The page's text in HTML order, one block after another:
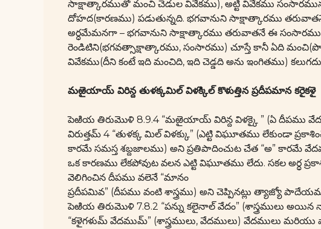
సాక్షాత్కారముతో మంచి చెడుల వివేకము), అట్టి వివేకము
దోహద(కారణము) పడుతున్నది. భగవానుని సాక్షాత్కారము
అర్ధమేమనగా – భగవానుని సాక్షాత్కారము తరువాతనే ఈ
రెండిటిని(భగవత్సాక్షాత్కారము, సంసారము) చూస్తే కానీ ఏది
వివేకము(దీని కంటే ఇది మంచిది, ఇది చెడ్డది అను ఇంగితము)
మఱైయాయ్ విరిన్ద తుళక్కమిల్ విళక్కిల్ కొళుత్తిన ప్రదీపమాన కరైకళై
పెఱియ తిరుమొళి 8.9.4 “మఱైయాయ్ విరిన్ద విళక్కై ” (ఏ దీపము
విరుత్తమ్ 4 “తుళక్క మిల్ విళక్కు” (ఎట్టి విఘూతము లేకుండా
కారమే సమస్త శబ్దజాలము) అని ప్రతిపాదించుట చేత “అ” కారమే
ఒక కారణము లేకపోవుట వలన ఎట్టి విఘూతము లేదు. సకల అర్ధ
వెలిగించిన దీపము వలెనే “మానం
ప్రదీపమివ” (దీపము వంటి శాస్త్రము) అని చెప్పినట్లు త్యాజ్యో
పెఱియ తిరుమొళి 7.8.2 “పన్ను కలైనాల్ వేదం” (శాస్త్రములు
“కళైగళుమ్ వేదముమ్” (శాస్త్రములు, వేదములు) వేదములు